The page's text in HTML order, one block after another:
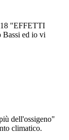
"EFFETTI
ed io vi
dell'ossigeno"
climatico.